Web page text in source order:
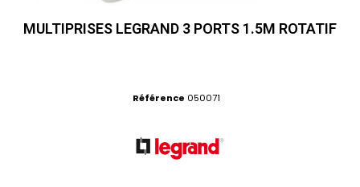
MULTIPRISES LEGRAND 3 PORTS 1.5M ROTATIF
Référence 050071